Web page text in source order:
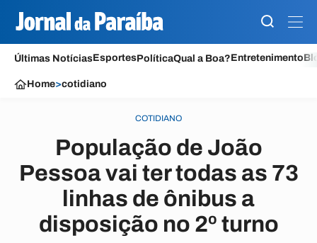
Últimas NotíciasEsportesPolíticaQual a Boa?Entretenimento
Home>cotidiano
COTIDIANO
População de João
Pessoa vai ter todas as 73
linhas de ônibus a
disposição no 2º turno